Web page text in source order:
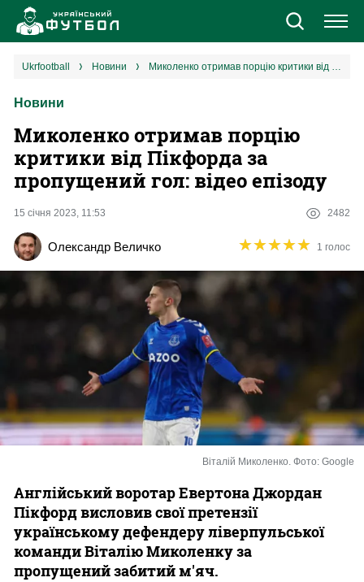
Новини
Єврокубки
УПЛ
2 ліга
Різне
Букмекери
Казино
ukrfootball новини Миколенко отримав порцію критики від Пікфорда за пропущений гол: відео епізоду
Новини
Миколенко отримав порцію
критики від Пікфорда за
пропущений гол: відео епізоду
15 січня 2023, 11:53 2482
Олександр Величко ★★★★★
★★★★★ 1 голос
Віталій Миколенко. Фото: Google
Англійський воротар Евертона Джордан
Пікфорд висловив свої претензії
українському дефендеру ліверпульської
команди Віталію Миколенку за
пропущений забитий м'яч.